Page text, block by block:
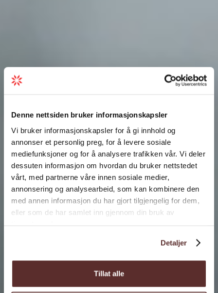
Denne nettsiden bruker informasjonskapsler
Vi bruker informasjonskapsler for å gi innhold og
annonser et personlig preg, for å levere sosiale
mediefunksjoner og for å analysere trafikken vår. Vi deler
dessuten informasjon om hvordan du bruker nettstedet
vårt, med partnerne våre innen sosiale medier,
annonsering og analysearbeid, som kan kombinere den
med annen informasjon du har gjort tilgjengelig for dem,
eller som de har samlet inn gjennom din bruk av
Detaljer
Tillat alle